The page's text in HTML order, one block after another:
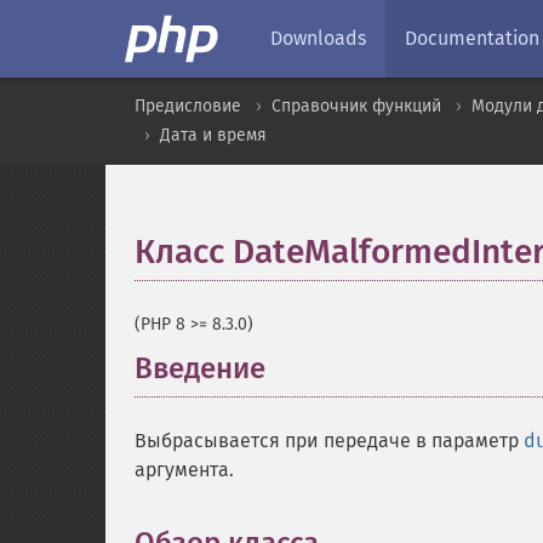
Downloads Documentation
Предисловие Справочник функций
Модули
Дата и время
Класс
(PHP 8 >= 8.3.0)
Введение
Выбрасывается при передаче в параметр
аргумента.